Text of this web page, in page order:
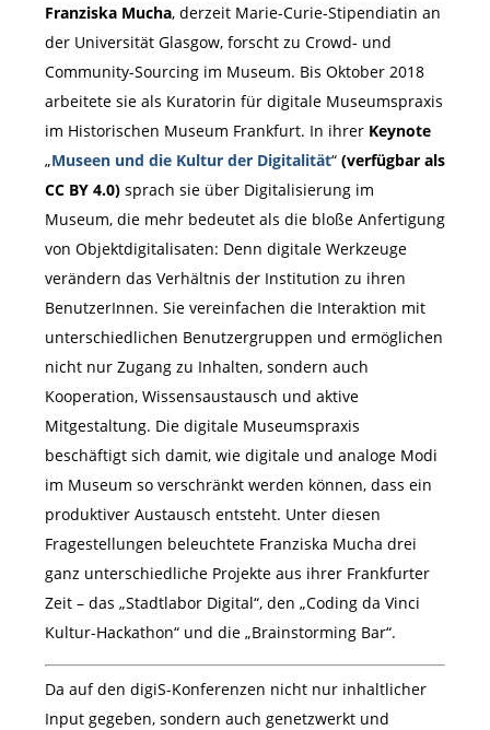
Franziska Mucha, derzeit Marie-Curie-Stipendiatin an
der Universität Glasgow, forscht zu Crowd- und
Community-Sourcing im Museum. Bis Oktober 2018
arbeitete sie als Kuratorin für digitale Museumspraxis
im Historischen Museum Frankfurt. In ihrer Keynote
„Museen und die Kultur der Digitalität“ (verfügbar als
CC BY 4.0)sprach sie über Digitalisierung im
Museum, die mehr bedeutet als die bloße Anfertigung
von Objektdigitalisaten: Denn digitale Werkzeuge
verändern das Verhältnis der Institution zu ihren
BenutzerInnen. Sie vereinfachen die Interaktion mit
unterschiedlichen Benutzergruppen und ermöglichen
nicht nur Zugang zu Inhalten, sondern auch
Kooperation, Wissensaustausch und aktive
Mitgestaltung. Die digitale Museumspraxis
beschäftigt sich damit, wie digitale und analoge Modi
im Museum so verschränkt werden können, dass ein
produktiver Austausch entsteht. Unter diesen
Fragestellungen beleuchtete Franziska Mucha drei
ganz unterschiedliche Projekte aus ihrer Frankfurter
Zeit – das „Stadtlabor Digital“, den „Coding da Vinci
Kultur-Hackathon“ und die „Brainstorming Bar“.
Da auf den digiS-Konferenzen nicht nur inhaltlicher
Input gegeben, sondern auch genetzwerkt und